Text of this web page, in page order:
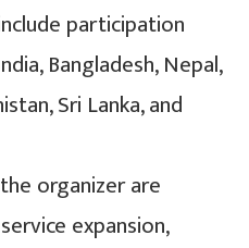
participation
Bangladesh, Nepal,
Sri Lanka, and
organizer are
expansion,